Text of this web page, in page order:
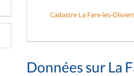
Cadastre La Fare-les-
Données sur La